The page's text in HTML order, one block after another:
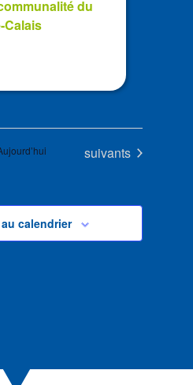
du
Calais
Évènements
suivants
au calendrier